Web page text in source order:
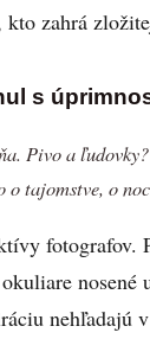
zahrá
s
Pivo a
tajomstve, o
nosené
nehľadajú